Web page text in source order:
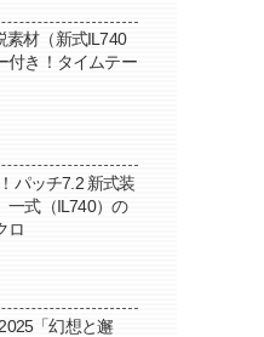
素材（新式IL740
付き！タイムテー
パッチ7.2 新式装
一式（IL740）の
ロ
「幻想と邂